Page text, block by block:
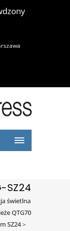
SZ24
świetlna
QTG70
SZ24>